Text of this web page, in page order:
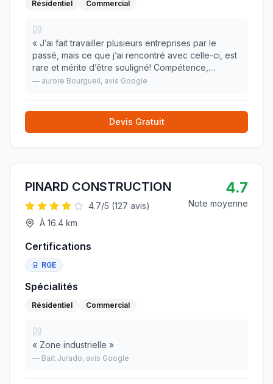
Résidentiel Commercial
« J’ai fait travailler plusieurs entreprises par le
passé, mais ce que j’ai rencontré avec celle-ci, est
rare et mérite d’être souligné! Compétence,
respect des lieux et du client! Travail hyper propre,
— aurore Bourgueil, avis Google
Devis Gratuit
PINARD CONSTRUCTION
4.7/5 (127 avis)
À 16.4 km
4.7
Note moyenne
Certifications
RGE
Spécialités
Résidentiel Commercial
« Zone industrielle »
— Bart Jurado, avis Google